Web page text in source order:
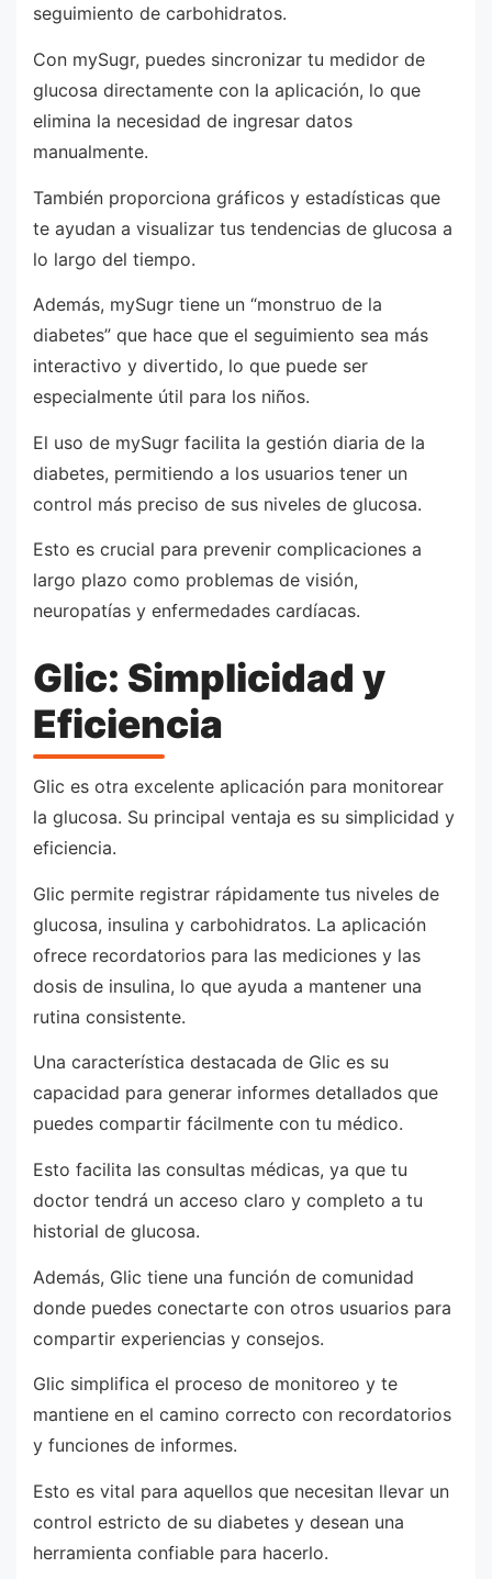
seguimiento de carbohidratos.
Con mySugr, puedes sincronizar tu medidor de
glucosa directamente con la aplicación, lo que
elimina la necesidad de ingresar datos
manualmente.
También proporciona gráficos y estadísticas que
te ayudan a visualizar tus tendencias de glucosa a
lo largo del tiempo.
Además, mySugr tiene un “monstruo de la
diabetes” que hace que el seguimiento sea más
interactivo y divertido, lo que puede ser
especialmente útil para los niños.
El uso de mySugr facilita la gestión diaria de la
diabetes, permitiendo a los usuarios tener un
control más preciso de sus niveles de glucosa.
Esto es crucial para prevenir complicaciones a
largo plazo como problemas de visión,
neuropatías y enfermedades cardíacas.
Glic: Simplicidad y
Eficiencia
Glic es otra excelente aplicación para monitorear
la glucosa. Su principal ventaja es su simplicidad y
eficiencia.
Glic permite registrar rápidamente tus niveles de
glucosa, insulina y carbohidratos. La aplicación
ofrece recordatorios para las mediciones y las
dosis de insulina, lo que ayuda a mantener una
rutina consistente.
Una característica destacada de Glic es su
capacidad para generar informes detallados que
puedes compartir fácilmente con tu médico.
Esto facilita las consultas médicas, ya que tu
doctor tendrá un acceso claro y completo a tu
historial de glucosa.
Además, Glic tiene una función de comunidad
donde puedes conectarte con otros usuarios para
compartir experiencias y consejos.
Glic simplifica el proceso de monitoreo y te
mantiene en el camino correcto con recordatorios
y funciones de informes.
Esto es vital para aquellos que necesitan llevar un
control estricto de su diabetes y desean una
herramienta confiable para hacerlo.